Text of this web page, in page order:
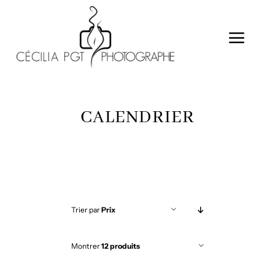
contenu
MES PRESTATIONSCALENDRIER
Trier parPrix
Montrer12 produits